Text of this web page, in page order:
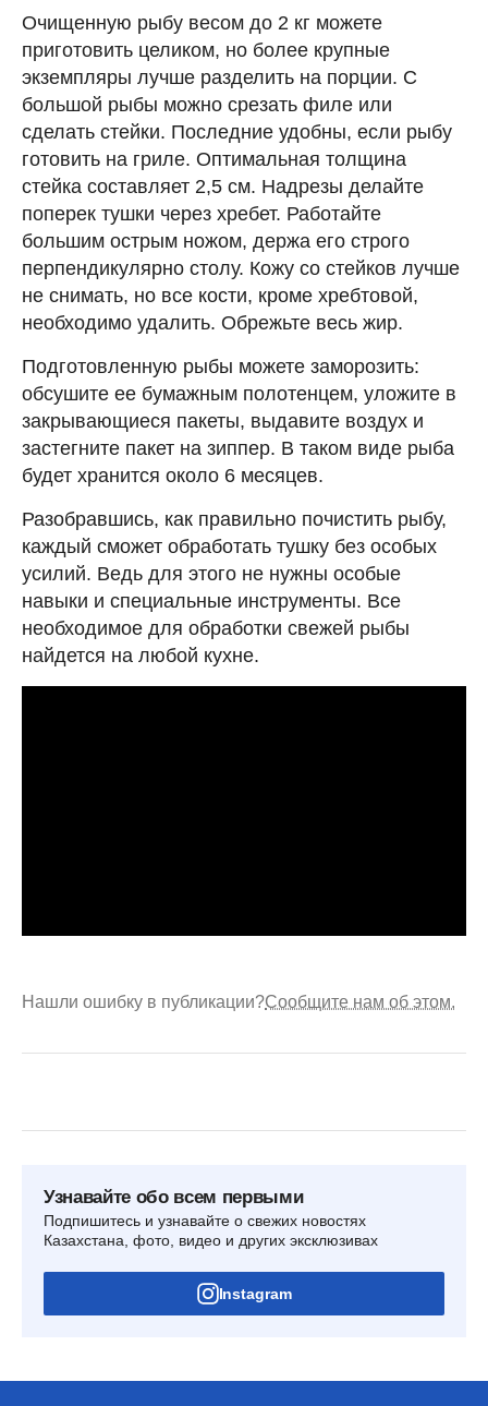
Очищенную рыбу весом до 2 кг можете
приготовить целиком, но более крупные
экземпляры лучше разделить на порции. С
большой рыбы можно срезать филе или
сделать стейки. Последние удобны, если рыбу
готовить на гриле. Оптимальная толщина
стейка составляет 2,5 см. Надрезы делайте
поперек тушки через хребет. Работайте
большим острым ножом, держа его строго
перпендикулярно столу. Кожу со стейков лучше
не снимать, но все кости, кроме хребтовой,
необходимо удалить. Обрежьте весь жир.
Подготовленную рыбы можете заморозить:
обсушите ее бумажным полотенцем, уложите в
закрывающиеся пакеты, выдавите воздух и
застегните пакет на зиппер. В таком виде рыба
будет хранится около 6 месяцев.
Разобравшись, как правильно почистить рыбу,
каждый сможет обработать тушку без особых
усилий. Ведь для этого не нужны особые
навыки и специальные инструменты. Все
необходимое для обработки свежей рыбы
найдется на любой кухне.
Нашли ошибку в публикации?Сообщите нам об этом.
Узнавайте обо всем первыми
Подпишитесь и узнавайте о свежих новостях
Казахстана, фото, видео и других эксклюзивах
Instagram